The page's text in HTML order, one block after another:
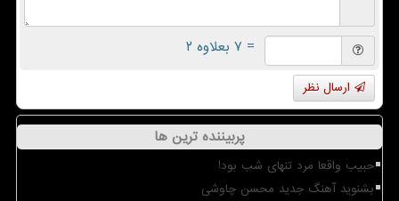
= ۷ بعلاوه ۲
ارسال نظر
پربیننده ترین ها
حبیب واقعا مرد تنهای شب بود!
بشنوید آهنگ جدید محسن چاوشی